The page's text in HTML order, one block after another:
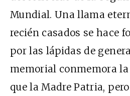
Mundial. Una llama
recién casados se hace
por las lápidas de
memorial conmemora
que la Madre Patria,